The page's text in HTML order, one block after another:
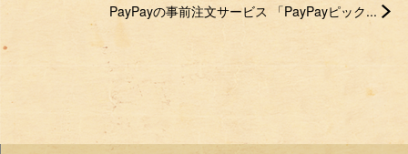
PayPayの事前注文サービス 「PayPayピック...